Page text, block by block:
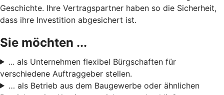
Geschichte. Ihre Vertragspartner haben so die Sicherheit,
dass ihre Investition abgesichert ist.
Sie möchten ...
... als Unternehmen flexibel Bürgschaften für
verschiedene Auftraggeber stellen.
… als Betrieb aus dem Baugewerbe oder ähnlichen